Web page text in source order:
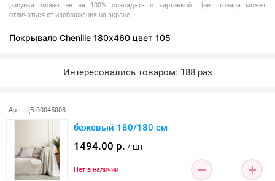
рисунка может не на 100% совпадать с картинкой. Цвет товара может
отличаться от изображения на экране.
Покрывало Chenille 180х460 цвет 105
Интересовались товаром: 188 раз
Арт.: ЦБ-00045008
бежевый 180/180 см
1494.00 р. / шт
Нет в наличии